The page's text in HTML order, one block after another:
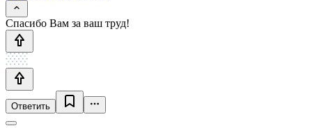
Спасибо Вам за ваш труд!
Ответить